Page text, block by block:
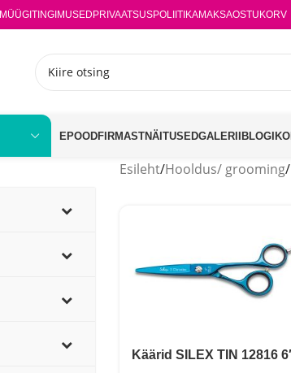
MÜÜGITINGIMUSED PRIVAATSUSPOLIITIKAMAKSAOSTUKORV
EPOODFIRMASTNÄITUSEDGALERIIBLOGI
Esileht/Hooldus/ grooming/
Käärid SILEX TIN 12816